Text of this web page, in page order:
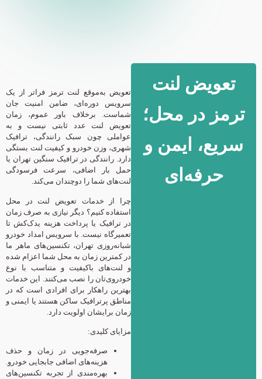
تعویض لنت
ترمز در محل؛
سریع، ایمن و
حرفه‌ای
تعویض به‌موقع لنت ترمز فراتر از یک
سرویس دوره‌ای، ضامن امنیت جان
شماست. برخلاف باور عموم، زمان
تعویض لنت عدد ثابتی نیست و به
عواملی چون سبک رانندگی، ترافیک
شهری، وزن خودرو و کیفیت لنت بستگی
دارد. رانندگی در ترافیک سنگین تهران یا
حمل بار اضافی، سرعت فرسودگی
لنت‌های شما را دوچندان می‌کند.
چرا از خدمات تعویض لنت در محل
استفاده کنیم؟ دیگر نیازی به صرف زمان
در ترافیک یا پرداخت هزینه یدک‌کش تا
تعمیرگاه نیست. با سرویس امداد خودرو
شبانه‌روزی تهران، تکنسین‌های ماهر ما
در کمترین زمان به محل شما اعزام شده
و لنت‌های باکیفیت و متناسب با نوع
خودروی‌تان را نصب می‌کنند. این خدمات
بهترین راهکار برای افرادی است که در
مناطق پرترافیک ساکن هستند یا ایمنی و
زمان برایشان اولویت دارد.
مزایای کلیدی:
صرفه‌جویی در زمان و حذف
هزینه‌های اضافی جابجایی خودرو.
بهره‌مندی از تجربه تکنسین‌های